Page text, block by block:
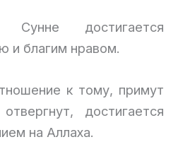
достигается
и благим нравом.
к тому, примут
достигается
на Аллаха.